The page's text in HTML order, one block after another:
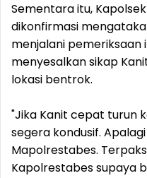
Sementara itu,
dikonfirmasi
menjalani pemeriksaan
menyesalkan sikap
lokasi bentrok.
"Jika Kanit cepat turun
segera kondusif.
Mapolrestabes.
Kapolrestabes supaya